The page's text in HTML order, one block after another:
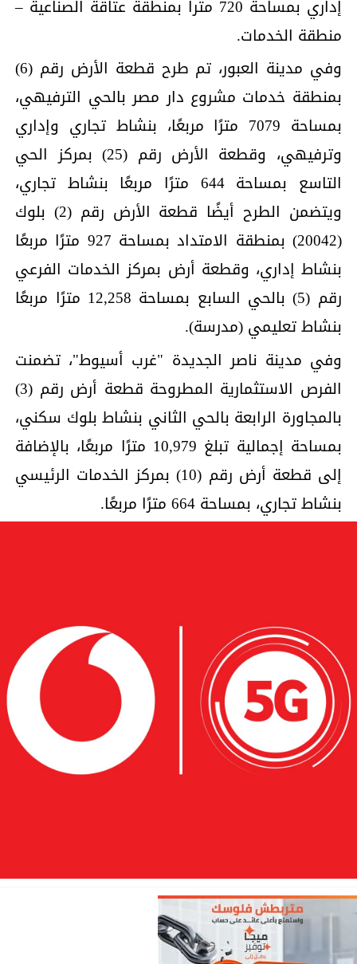
إداري بمساحة 720 مترا بمنطقة عتاقة الصناعية –
منطقة الخدمات.
وفي مدينة العبور، تم طرح قطعة الأرض رقم (6)
بمنطقة خدمات مشروع دار مصر بالحي الترفيهي،
بمساحة 7079 مترًا مربعًا، بنشاط تجاري وإداري
وترفيهي، وقطعة الأرض رقم (25) بمركز الحي
التاسع بمساحة 644 مترًا مربعًا بنشاط تجاري،
ويتضمن الطرح أيضًا قطعة الأرض رقم (2) بلوك
(20042) بمنطقة الامتداد بمساحة 927 مترًا مربعًا
بنشاط إداري، وقطعة أرض بمركز الخدمات الفرعي
رقم (5) بالحي السابع بمساحة 12,258 مترًا مربعًا
بنشاط تعليمي (مدرسة).
وفي مدينة ناصر الجديدة "غرب أسيوط"، تضمنت
الفرص الاستثمارية المطروحة قطعة أرض رقم (3)
بالمجاورة الرابعة بالحي الثاني بنشاط بلوك سكني،
بمساحة إجمالية تبلغ 10,979 مترًا مربعًا، بالإضافة
إلى قطعة أرض رقم (10) بمركز الخدمات الرئيسي
بنشاط تجاري، بمساحة 664 مترًا مربعًا.